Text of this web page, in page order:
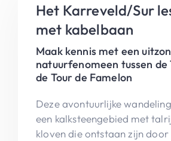
Het Karreveld/Sur
met kabelbaan
Maak kennis met een
natuurfenomeen tussen de
de Tour de Famelon
Deze avontuurlijke
een kalksteengebied met
kloven die ontstaan zijn